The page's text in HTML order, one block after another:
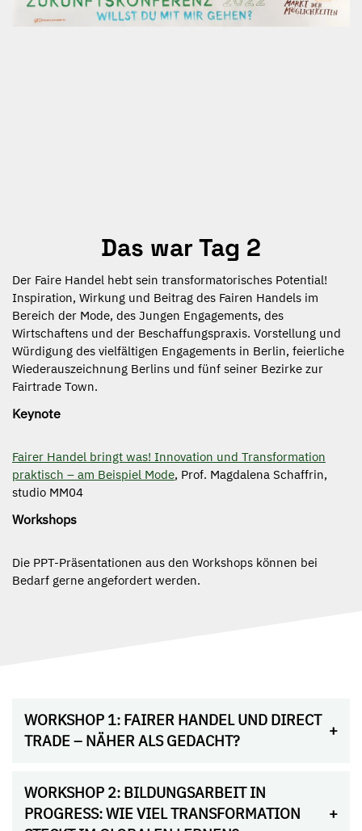
Das war Tag 2
Der Faire Handel hebt sein transformatorisches Potential!
Inspiration, Wirkung und Beitrag des Fairen Handels im
Bereich der Mode, des Jungen Engagements, des
Wirtschaftens und der Beschaffungspraxis. Vorstellung und
Würdigung des vielfältigen Engagements in Berlin, feierliche
Wiederauszeichnung Berlins und fünf seiner Bezirke zur
Fairtrade Town.
Keynote
Fairer Handel bringt was! Innovation und Transformation
praktisch – am Beispiel Mode, Prof. Magdalena Schaffrin,
studio MM04
Workshops
Die PPT-Präsentationen aus den Workshops können bei
Bedarf gerne angefordert werden.
WORKSHOP 1: FAIRER HANDEL UND DIRECT
TRADE – NÄHER ALS GEDACHT?
WORKSHOP 2: BILDUNGSARBEIT IN
PROGRESS: WIE VIEL TRANSFORMATION